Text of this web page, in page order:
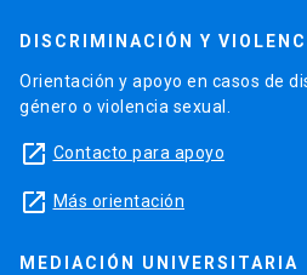
DISCRIMINACIÓN Y
Orientación y apoyo en casos de
género o violencia sexual.
launch Contacto para apoyo
launch Más orientación
MEDIACIÓN UNIVERSITARIA